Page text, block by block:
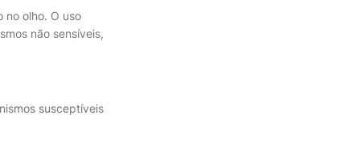
no olho. O uso
não sensíveis,
susceptíveis